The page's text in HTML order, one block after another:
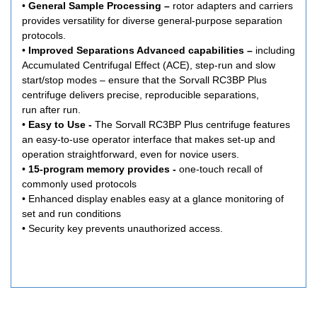
• General Sample Processing – rotor adapters and carriers
provides versatility for diverse general-purpose separation
protocols.
• Improved Separations Advanced capabilities – including
Accumulated Centrifugal Effect (ACE), step-run and slow
start/stop modes – ensure that the Sorvall RC3BP Plus
centrifuge delivers precise, reproducible separations,
run after run.
• Easy to Use - The Sorvall RC3BP Plus centrifuge features
an easy-to-use operator interface that makes set-up and
operation straightforward, even for novice users.
• 15-program memory provides - one-touch recall of
commonly used protocols
• Enhanced display enables easy at a glance monitoring of
set and run conditions
• Security key prevents unauthorized access.